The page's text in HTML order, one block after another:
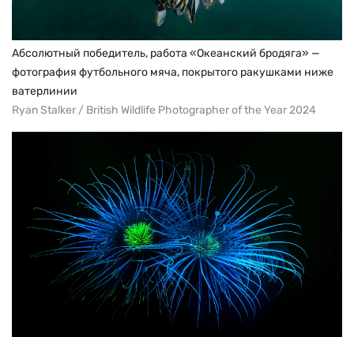
Абсолютный победитель, работа «Океанский бродяга» —
фотография футбольного мяча, покрытого ракушками ниже
ватерлинии
Ryan Stalker / British Wildlife Photographer of the Year 2024